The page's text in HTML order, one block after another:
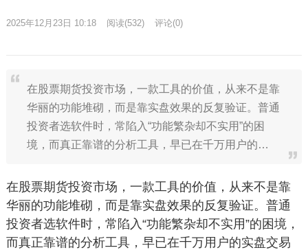
2025年12月23日 10:18 阅读(532) 评论(0)
在股票期货投资市场，一款工具的价值，从来不是靠
华丽的功能堆砌，而是靠实盘效果的反复验证。普通
投资者选软件时，常陷入“功能繁杂却不实用”的困
境，而真正靠谱的分析工具，早已在千万用户的…
在股票期货投资市场，一款工具的价值，从来不是靠
华丽的功能堆砌，而是靠实盘效果的反复验证。普通
投资者选软件时，常陷入“功能繁杂却不实用”的困境，
而真正靠谱的分析工具，早已在千万用户的实盘交易